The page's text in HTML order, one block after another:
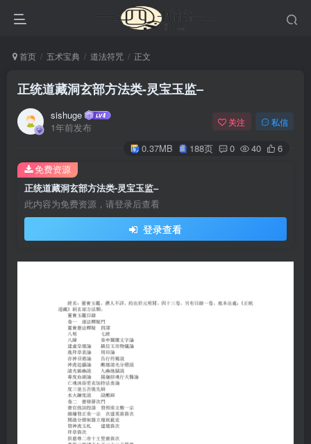
首页 五术宝典 道法符咒 正文
正统道藏洞玄部方法类-灵宝玉监–
sishuge
1年前发布
关注 私信
0.37MB 188页 0 40 6
正统道藏洞玄部方法类-灵宝玉监–
此内容为免费资源，请登录后查看
登录查看
免费资源